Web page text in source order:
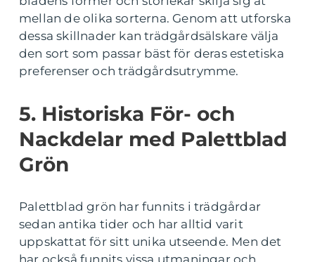
mellan de olika sorterna. Genom att utforska
dessa skillnader kan trädgårdsälskare välja
den sort som passar bäst för deras estetiska
preferenser och trädgårdsutrymme.
5. Historiska För- och
Nackdelar med Palettblad
Grön
Palettblad grön har funnits i trädgårdar
sedan antika tider och har alltid varit
uppskattat för sitt unika utseende. Men det
har också funnits vissa utmaningar och